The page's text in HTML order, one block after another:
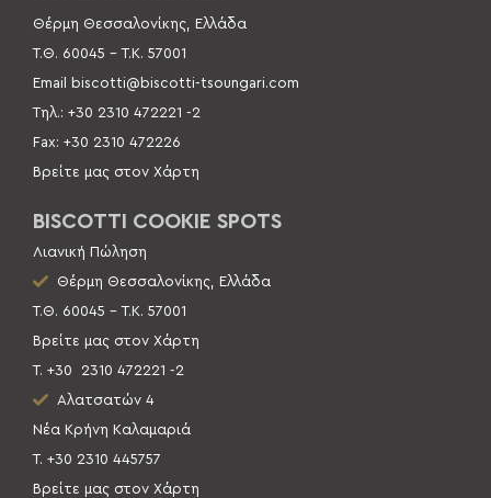
Θέρμη Θεσσαλονίκης, Ελλάδα
Τ.Θ. 60045 –Τ.Κ. 57001
Email biscotti@biscotti-tsoungari.com
Τηλ.: +30 2310 472221 -2
Fax: +30 2310 472226
Βρείτε μας στον Χάρτη
BISCOTTI COOKIE SPOTS
Λιανική Πώληση
Θέρμη Θεσσαλονίκης, Ελλάδα
Τ.Θ. 60045 – Τ.Κ. 57001
Βρείτε μας στον Χάρτη
Τ. +30
2310 472221 -2
Αλατσατών 4
Νέα Κρήνη Καλαμαριά
Τ. +30 2310 445757
Βρείτε μας στον Χάρτη